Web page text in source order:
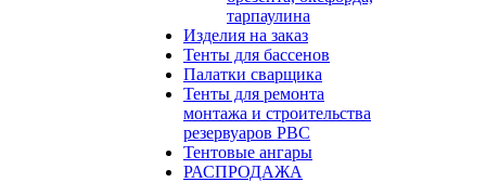
тарпаулина
Изделия на заказ
Тенты для бассенов
Палатки сварщика
Тенты для ремонта
монтажа и строительства
резервуаров РВС
Тентовые ангары
РАСПРОДАЖА